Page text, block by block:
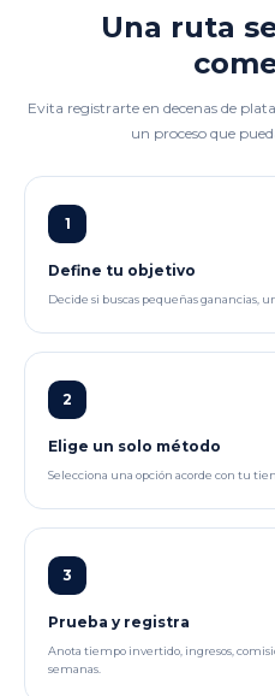
Una ruta
Evita registrarte en decenas de
un proceso que
1
Define tu objetivo
Decide si buscas pequeñas ganancias,
2
Elige un solo método
Selecciona una opción acorde con tu
3
Prueba y registra
Anota tiempo invertido, ingresos,
semanas.